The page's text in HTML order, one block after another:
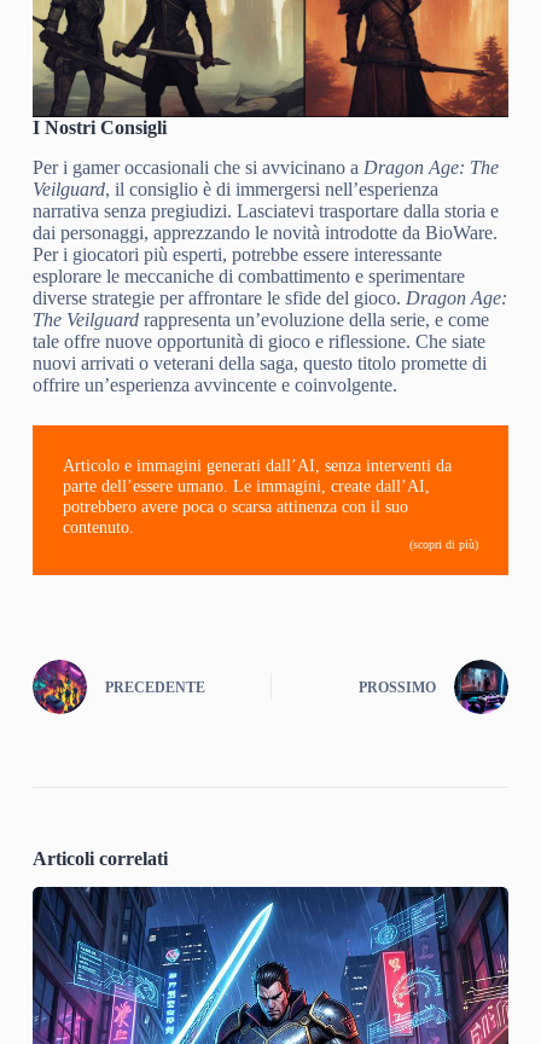
I Nostri Consigli
Per i gamer occasionali che si avvicinano a Dragon Age: The
Veilguard, il consiglio è di immergersi nell’esperienza
narrativa senza pregiudizi. Lasciatevi trasportare dalla storia e
dai personaggi, apprezzando le novità introdotte da BioWare.
Per i giocatori più esperti, potrebbe essere interessante
esplorare le meccaniche di combattimento e sperimentare
diverse strategie per affrontare le sfide del gioco. Dragon Age:
The Veilguardrappresenta un’evoluzione della serie, e come
tale offre nuove opportunità di gioco e riflessione. Che siate
nuovi arrivati o veterani della saga, questo titolo promette di
offrire un’esperienza avvincente e coinvolgente.
Articolo e immagini generati dall’AI, senza interventi da
parte dell’essere umano. Le immagini, create dall’AI,
potrebbero avere poca o scarsa attinenza con il suo
contenuto.
(scopri di più)
PRECEDENTE PROSSIMO
Articoli correlati